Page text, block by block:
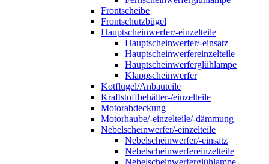
Frontscheibe
Frontschutzbügel
Hauptscheinwerfer/-einzelteile
Hauptscheinwerfer/-einsatz
Hauptscheinwerfereinzelteile
Hauptscheinwerferglühlampe
Klappscheinwerfer
Kotflügel/Anbauteile
Kraftstoffbehälter-/einzelteile
Motorabdeckung
Motorhaube/-einzelteile/-dämmung
Nebelscheinwerfer/-einzelteile
Nebelscheinwerfer/-einsatz
Nebelscheinwerfereinzelteile
Nebelscheinwerferglühlampe